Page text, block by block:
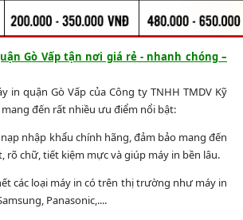
Gò Vấp tận nơi giá rẻ - nhanh chóng –
in quận Gò Vấp của Công ty TNHH TMDV Kỹ
đến rất nhiều ưu điểm nổi bật:
nhập khẩu chính hãng, đảm bảo mang đến
rõ chữ, tiết kiệm mực và giúp máy in bền lâu.
các loại máy in có trên thị trường như máy in
Panasonic,....